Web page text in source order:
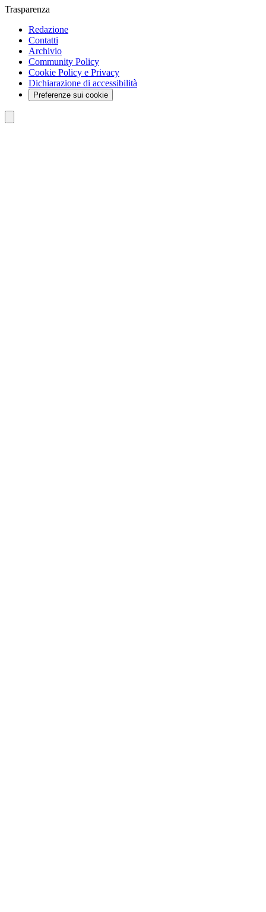
Trasparenza
Redazione
Contatti
Archivio
Community Policy
Cookie Policy e Privacy
Dichiarazione di accessibilità
Preferenze sui cookie